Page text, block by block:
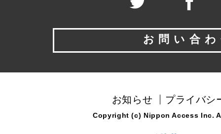
お問い合
お知らせ プライバシ
Copyright (c) Nippon Access Inc.